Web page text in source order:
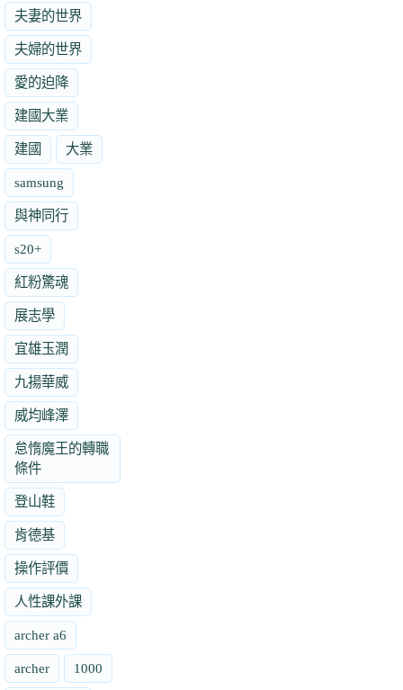
夫妻的世界
夫婦的世界
愛的迫降
建國大業
建國 大業
samsung
與神同行
s20+
紅粉驚魂
展志學
宜雄玉潤
九揚華威
威均峰澤
怠惰魔王的轉職
條件
登山鞋
肯德基
操作評價
人性課外課
archer a6
archer 1000